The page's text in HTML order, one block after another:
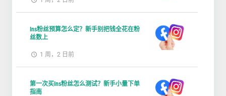
Ins粉丝预算怎么定？新手别把钱全花在粉
丝数上
1 周，2 日前
第一次买Ins粉丝怎么测试？新手小量下单
指南